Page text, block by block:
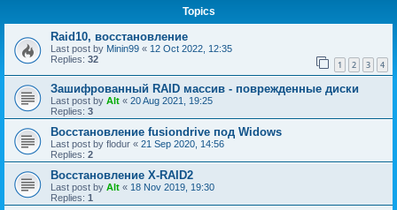
Topics
Raid10, восстановление
Last post by Minin99 « 12 Oct 2022, 12:35
Replies: 32 1 2 3 4
Зашифрованный RAID массив - поврежденные диски
Last post by Alt « 20 Aug 2021, 19:25
Replies: 3
Восстановление fusiondrive под Widows
Last post by flodur « 21 Sep 2020, 14:56
Replies: 2
Восстановление X-RAID2
Last post by Alt « 18 Nov 2019, 19:30
Replies: 1